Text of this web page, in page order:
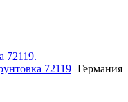
Германия
72119